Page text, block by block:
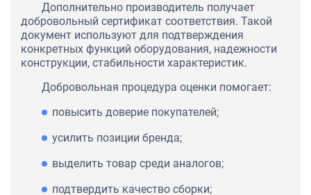
Дополнительно производитель получает
добровольный сертификат соответствия. Такой
документ используют для подтверждения
конкретных функций оборудования, надежности
конструкции, стабильности характеристик.
Добровольная процедура оценки помогает:
повысить доверие покупателей;
усилить позиции бренда;
выделить товар среди аналогов;
подтвердить качество сборки;